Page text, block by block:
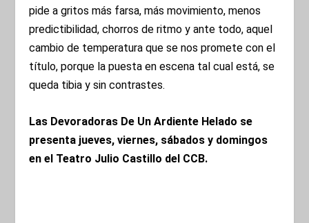
pide a gritos más farsa, más movimiento, menos
predictibilidad, chorros de ritmo y ante todo, aquel
cambio de temperatura que se nos promete con el
título, porque la puesta en escena tal cual está, se
queda tibia y sin contrastes.
Las Devoradoras De Un Ardiente Helado se
presenta jueves, viernes, sábados y domingos
en el Teatro Julio Castillo del CCB.